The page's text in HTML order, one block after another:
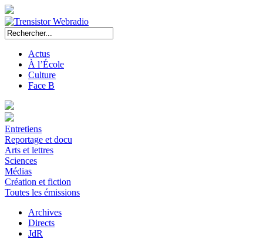
Actus
À l’École
Culture
Face B
Entretiens
Reportage et docu
Arts et lettres
Sciences
Médias
Création et fiction
Toutes les émissions
Archives
Directs
JdR